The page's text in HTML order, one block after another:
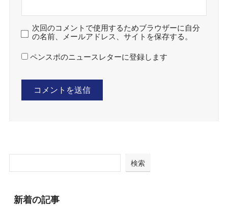
次回のコメントで使用するためブラウザーに自分
の名前、メールアドレス、サイトを保存する。
ペンスポのニュースレターに登録します
検索
新着の記事